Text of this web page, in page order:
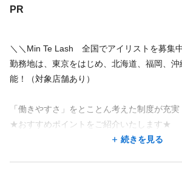
地図アプリで見る
勤務地が希望に合わなくても、応募した後に
あります。
・正社員、業務委託になりたい方
☆必要資格は美容師免許のみ！
☆年齢は不問です！
そんな方は是非当サロンへお越しください♪
PR
＼＼Min Te Lash 全国でアイリストを募集
勤務地は、東京をはじめ、北海道、福岡、
能！（対象店舗あり）
「働きやすさ」をとことん考えた制度が充実
★おすすめポイントをご紹介いたします★
ーーーーーーーーーーーーーーーーーーーー
続きを見る